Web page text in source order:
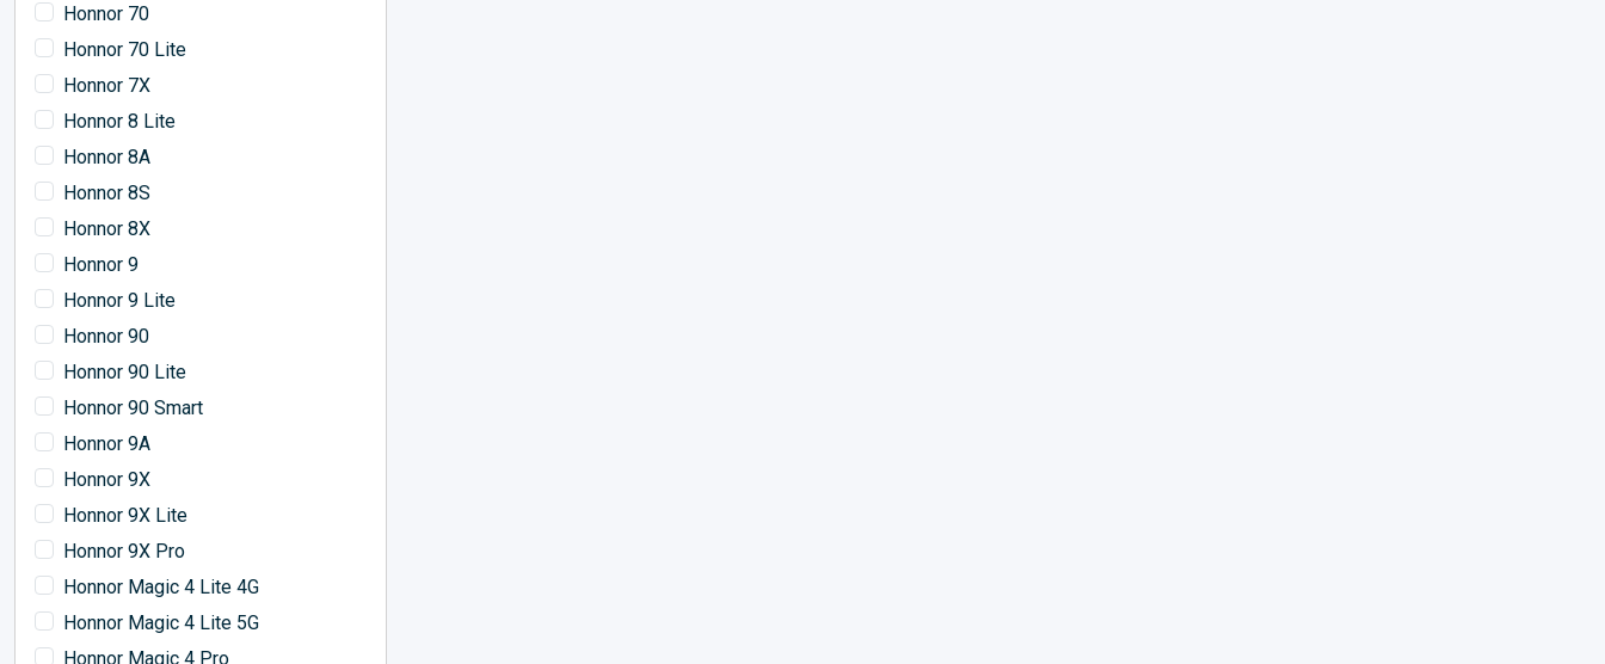
Honnor 70
Honnor 70 Lite
Honnor 7X
Honnor 8 Lite
Honnor 8A
Honnor 8S
Honnor 8X
Honnor 9
Honnor 9 Lite
Honnor 90
Honnor 90 Lite
Honnor 90 Smart
Honnor 9A
Honnor 9X
Honnor 9X Lite
Honnor 9X Pro
Honnor Magic 4 Lite 4G
Honnor Magic 4 Lite 5G
Honnor Magic 4 Pro